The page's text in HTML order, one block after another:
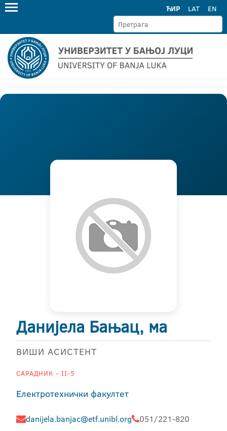
ЋИР LAT EN
Данијела Бањац, ма
ВИШИ АСИСТЕНТ
САРАДНИК - II-5
Електротехнички факултет
danijela.banjac@etf.unibl.org 051/221-820